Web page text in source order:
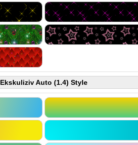
Ekskuliziv Auto (1.4) Style